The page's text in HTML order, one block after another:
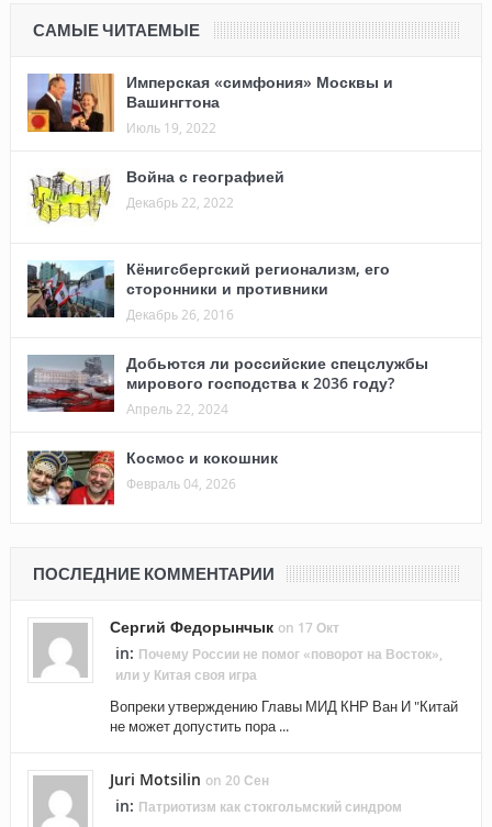
САМЫЕ ЧИТАЕМЫЕ
Имперская «симфония» Москвы и
Вашингтона
Июль 19, 2022
Война с географией
Декабрь 22, 2022
Кёнигсбергский регионализм, его
сторонники и противники
Декабрь 26, 2016
Добьются ли российские спецслужбы
мирового господства к 2036 году?
Апрель 22, 2024
Космос и кокошник
Февраль 04, 2026
ПОСЛЕДНИЕ КОММЕНТАРИИ
Сергий Федорынчык on 17 Окт
in: Почему России не помог «поворот на Восток»,
или у Китая своя игра
Вопреки утверждению Главы МИД КНР Ван И "Китай
не может допустить пора ...
Juri Motsilin on 20 Сен
in: Патриотизм как стокгольмский синдром